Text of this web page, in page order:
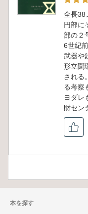
全長38
円部に
部の２
6世紀
武器や
形立聞
される
る考察
ヨダレ
財セン
本を探す